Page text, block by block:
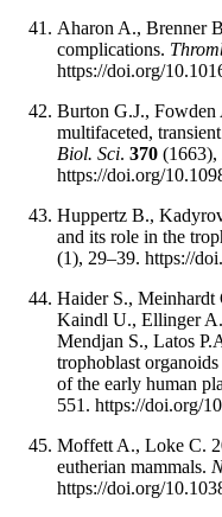
Aharon A., Brenner
complications.
https://doi.org/
Burton G.J., Fowden
multifaceted,
Biol. Sci. 370 (1663),
https://doi.org/
Huppertz B.,
and its role in the
(1), 29–39. https://
Haider S.,
Kaindl U., Ellinger
Mendjan S., Latos
trophoblast
of the early human
551. https://doi.org/
Moffett A., Loke C.
eutherian mammals.
https://doi.org/